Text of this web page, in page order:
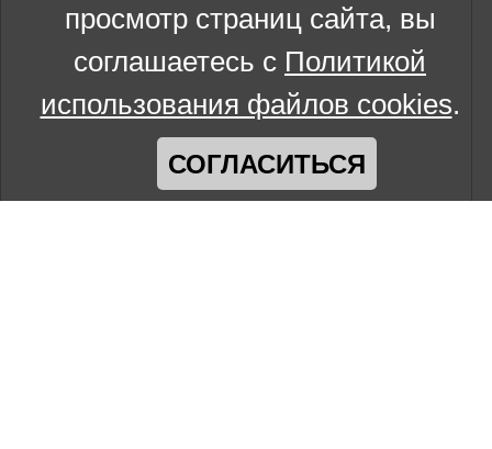
просмотр страниц сайта, вы
соглашаетесь с Политикой
использования файлов cookies.
СОГЛАСИТЬСЯ